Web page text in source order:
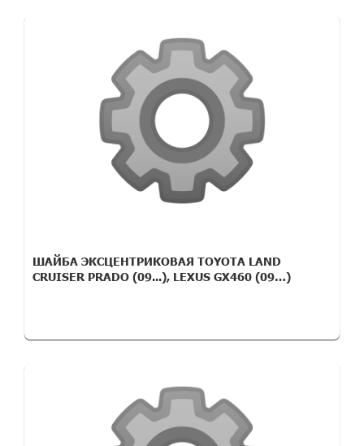
ШАЙБА ЭКСЦЕНТРИКОВАЯ TOYOTA LAND
CRUISER PRADO (09...), LEXUS GX460 (09…)